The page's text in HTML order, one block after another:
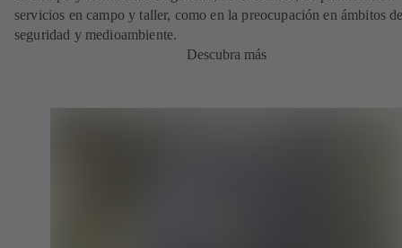
servicios en campo y taller, como en la preocupación en ámbitos
seguridad y medioambiente.
Descubra más